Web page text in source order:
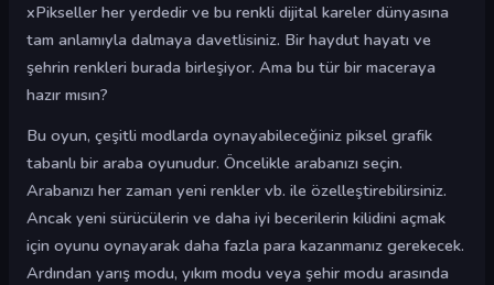
xPikseller her yerdedir ve bu renkli dijital kareler dünyasına
tam anlamıyla dalmaya davetlisiniz. Bir haydut hayatı ve
şehrin renkleri burada birleşiyor. Ama bu tür bir maceraya
hazır mısın?
Bu oyun, çeşitli modlarda oynayabileceğiniz piksel grafik
tabanlı bir araba oyunudur. Öncelikle arabanızı seçin.
Arabanızı her zaman yeni renkler vb. ile özelleştirebilirsiniz.
Ancak yeni sürücülerin ve daha iyi becerilerin kilidini açmak
için oyunu oynayarak daha fazla para kazanmanız gerekecek.
Ardından yarış modu, yıkım modu veya şehir modu arasında